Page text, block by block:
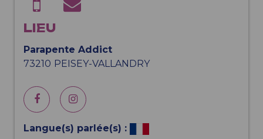
LIEU
Parapente Addict
73210 PEISEY-VALLANDRY
Langue(s) parlée(s) :